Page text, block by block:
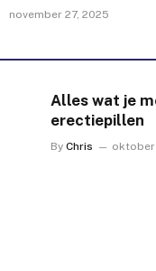
november 27, 2025
Alles wat je
erectiepillen
By Chris